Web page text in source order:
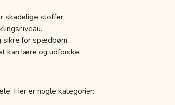
skadelige stoffer.
sikre for spædbørn.
kan lære og udforske.
Her er nogle kategorier: